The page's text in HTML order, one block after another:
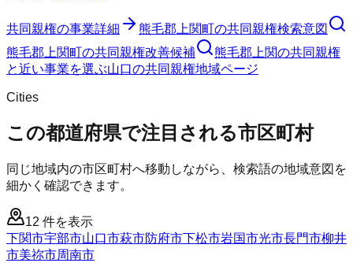
共同親権の事業詳細 熊毛郡上関町の共同親権検索意図
熊毛郡上関町の共同親権改善候補
熊毛郡上関の共同親権
と近い事業を選ぶ山口の共同親権地域ページ
Cities
この都道府県で注目される市区町村
同じ地域内の市区町村へ移動しながら、検索語の地域意図を
細かく確認できます。
12 件を表示
下関市宇部市山口市萩市防府市下松市岩国市光市長門市柳井
市美祢市周南市